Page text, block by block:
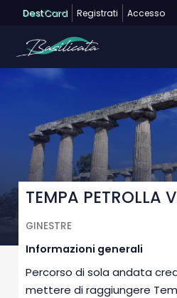
DestCard Registrati Accesso
TEMPA PETROLLA
GINESTRE
Informazioni generali
Percorso di sola andata
mettere di raggiungere